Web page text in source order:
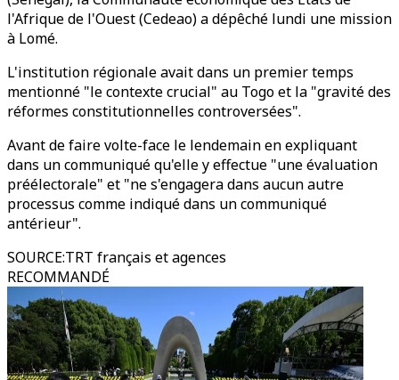
l'Afrique de l'Ouest (Cedeao) a dépêché lundi une mission
à Lomé.
L'institution régionale avait dans un premier temps
mentionné "le contexte crucial" au Togo et la "gravité des
réformes constitutionnelles controversées".
Avant de faire volte-face le lendemain en expliquant
dans un communiqué qu'elle y effectue "une évaluation
préélectorale" et "ne s'engagera dans aucun autre
processus comme indiqué dans un communiqué
antérieur".
SOURCE:TRT français et agences
RECOMMANDÉ